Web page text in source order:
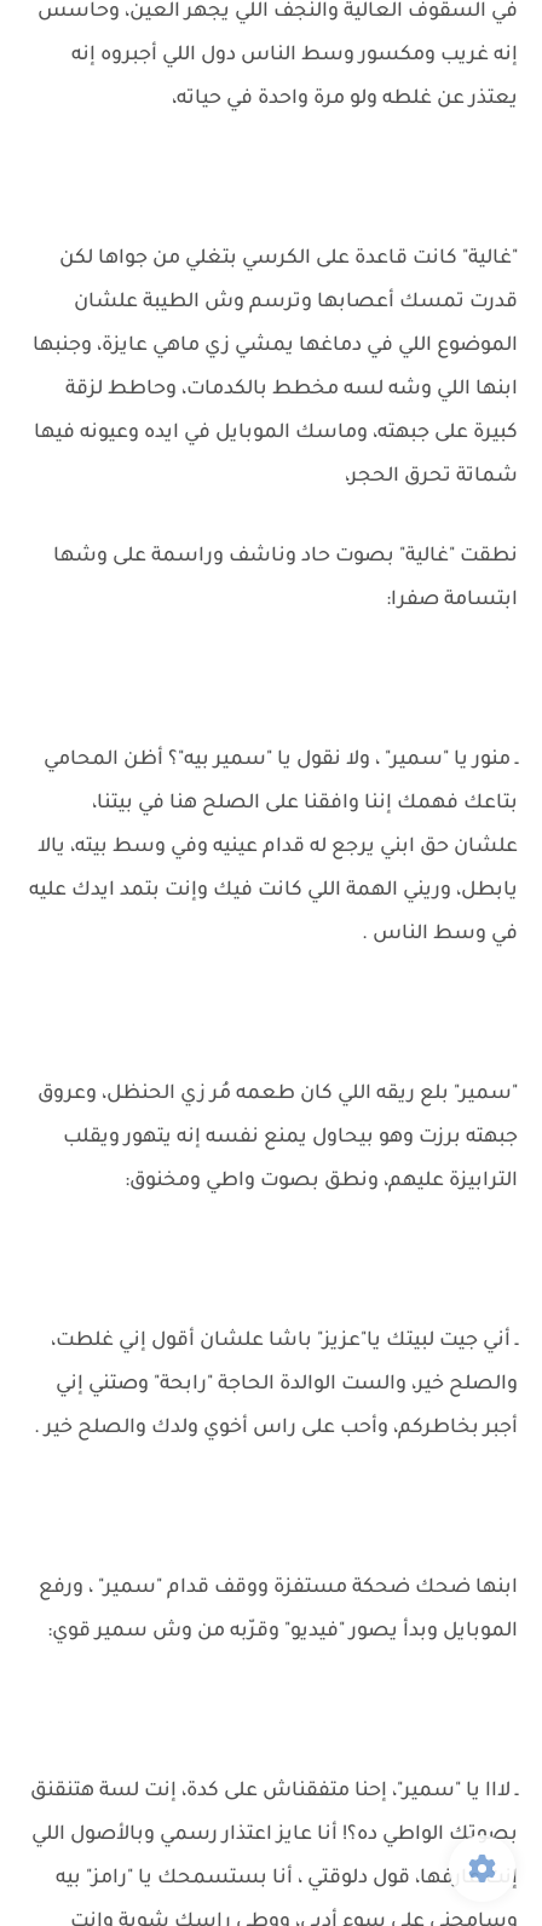
في السقوف العالية والنجف اللي يجهر العين، وحاسس
إنه غريب ومكسور وسط الناس دول اللي أجبروه إنه
يعتذر عن غلطه ولو مرة واحدة في حياته،
"غالية" كانت قاعدة على الكرسي بتغلي من جواها لكن
قدرت تمسك أعصابها وترسم وش الطيبة علشان
الموضوع اللي في دماغها يمشي زي ماهي عايزة، وجنبها
ابنها اللي وشه لسه مخطط بالكدمات، وحاطط لزقة
كبيرة على جبهته، وماسك الموبايل في ايده وعيونه فيها
شماتة تحرق الحجر،
نطقت "غالية" بصوت حاد وناشف وراسمة على وشها
ابتسامة صفرا:
ـ منور يا "سمير" ، ولا نقول يا "سمير بيه"؟ أظن المحامي
بتاعك فهمك إننا وافقنا على الصلح هنا في بيتنا،
علشان حق ابني يرجع له قدام عينيه وفي وسط بيته، يالا
يابطل، وريني الهمة اللي كانت فيك وإنت بتمد ايدك عليه
في وسط الناس .
"سمير" بلع ريقه اللي كان طعمه مُر زي الحنظل، وعروق
جبهته برزت وهو بيحاول يمنع نفسه إنه يتهور ويقلب
الترابيزة عليهم، ونطق بصوت واطي ومخنوق:
ـ أني جيت لبيتك يا"عزيز" باشا علشان أقول إني غلطت،
والصلح خير، والست الوالدة الحاجة "رابحة" وصتني إني
أجبر بخاطركم، وأحب على راس أخوي ولدك والصلح خير .
ابنها ضحك ضحكة مستفزة ووقف قدام "سمير" ، ورفع
الموبايل وبدأ يصور "فيديو" وقرّبه من وش سمير قوي:
ـ لااا يا "سمير"، إحنا متفقناش على كدة، إنت لسة هتنقنق
بصوتك الواطي ده؟! أنا عايز اعتذار رسمي وبالأصول اللي
إنت عارفها، قول دلوقتي ، أنا بستسمحك يا "رامز" بيه